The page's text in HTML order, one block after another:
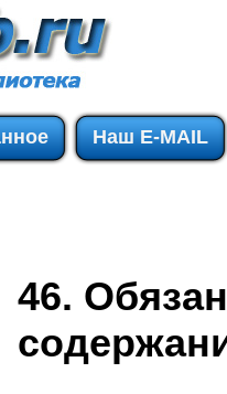
Наш E-MAIL
46.